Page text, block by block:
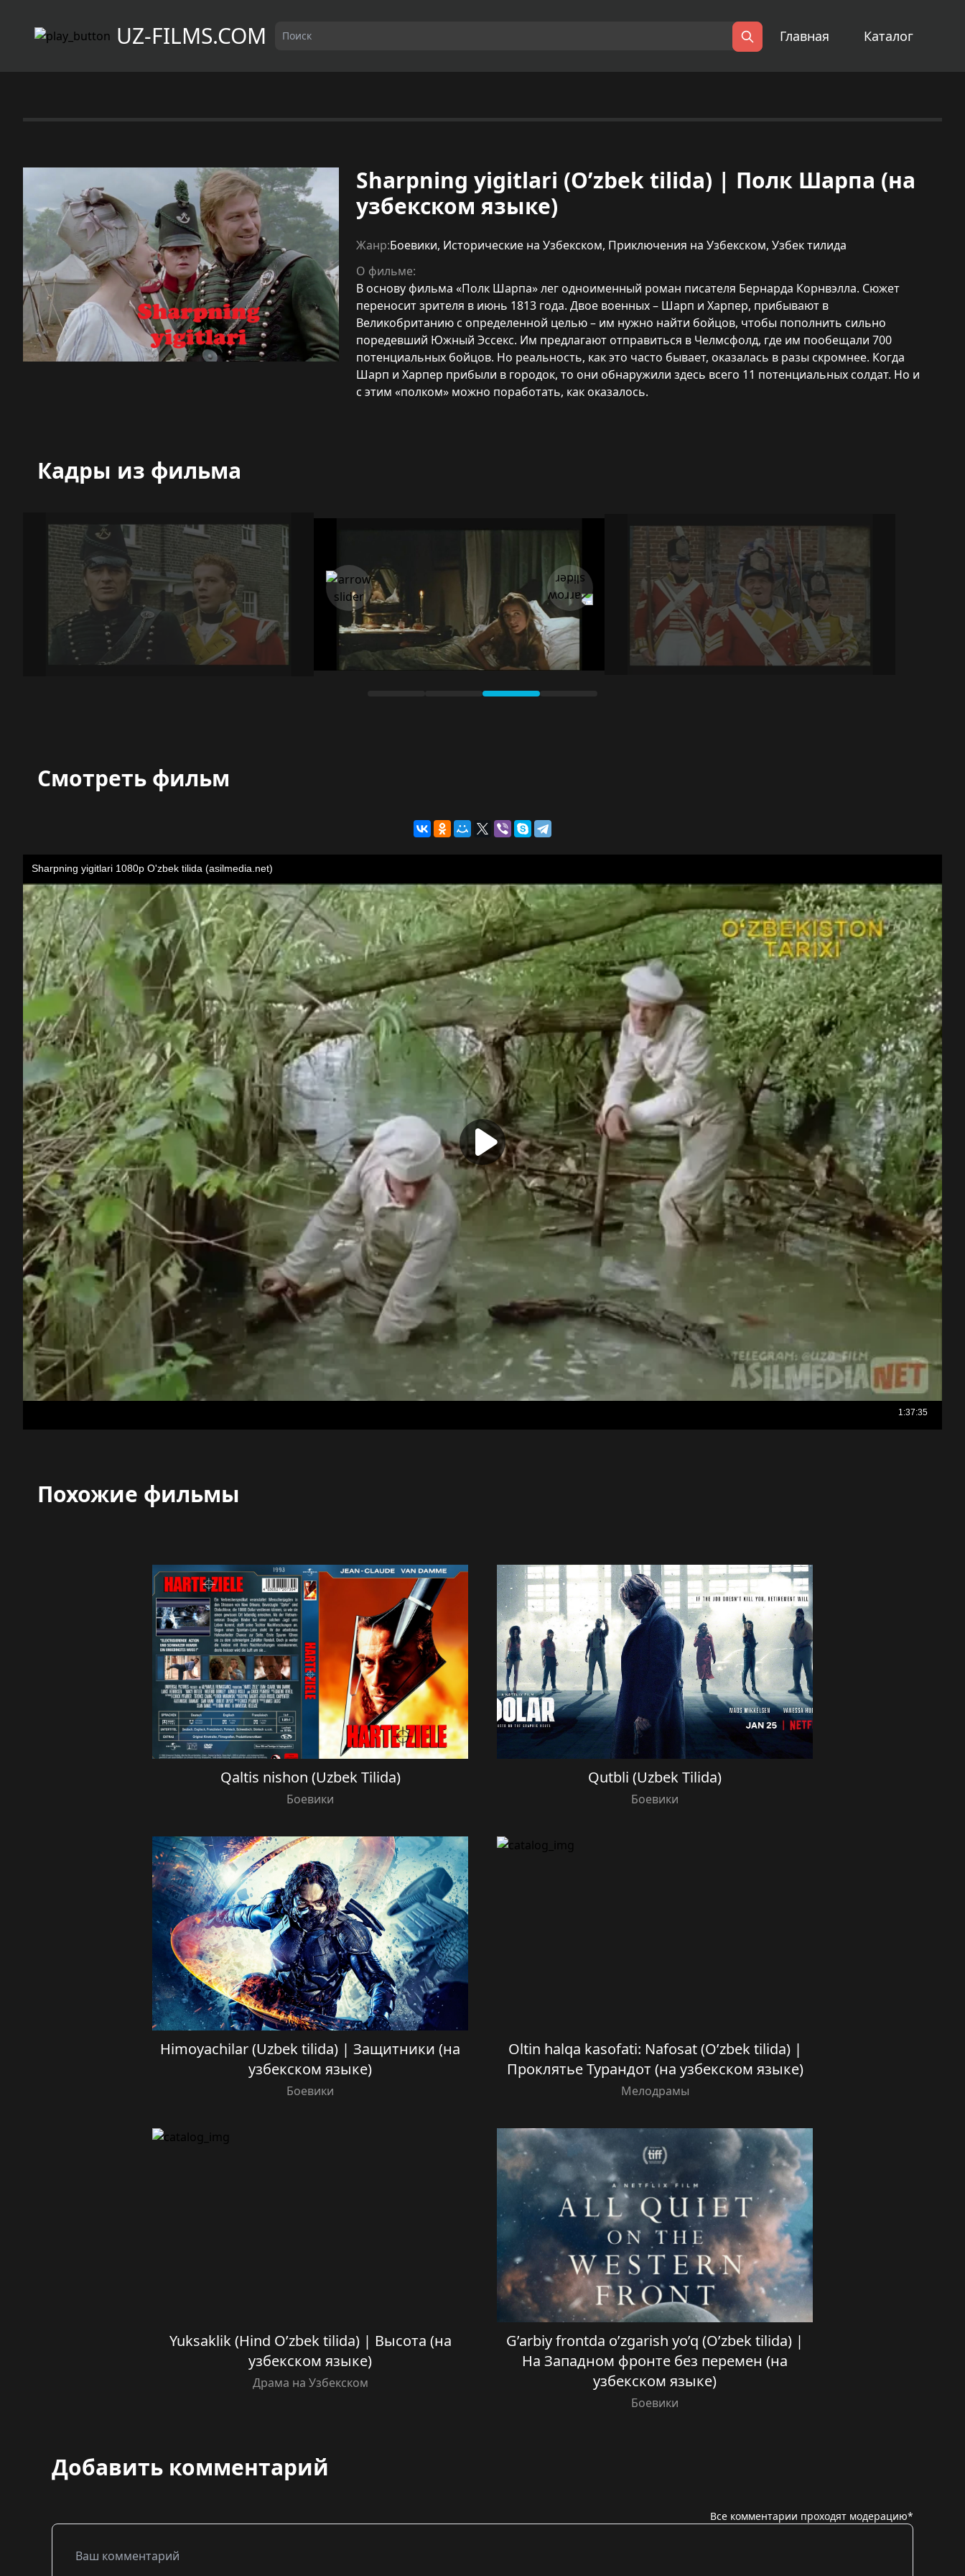
UZ-FILMS.COM Поиск
Главная Каталог
Sharpning yigitlari (O’zbek tilida) | Полк Шарпа (на
узбекском языке)
Жанр:Боевики, Исторические на Узбекском, Приключения на Узбекском, Узбек тилида
О фильме:
В основу фильма «Полк Шарпа» лег одноименный роман писателя Бернарда Корнвэлла. Сюжет
переносит зрителя в июнь 1813 года. Двое военных – Шарп и Харпер, прибывают в
Великобританию с определенной целью – им нужно найти бойцов, чтобы пополнить сильно
поредевший Южный Эссекс. Им предлагают отправиться в Челмсфолд, где им пообещали 700
потенциальных бойцов. Но реальность, как это часто бывает, оказалась в разы скромнее. Когда
Шарп и Харпер прибыли в городок, то они обнаружили здесь всего 11 потенциальных солдат. Но и
с этим «полком» можно поработать, как оказалось.
Кадры из фильма
Смотреть фильм
Похожие фильмы
Qaltis nishon (Uzbek Tilida)
Боевики
Qutbli (Uzbek Tilida)
Боевики
Himoyachilar (Uzbek tilida) | Защитники (на
узбекском языке)
Боевики
Oltin halqa kasofati: Nafosat (O’zbek tilida) |
Проклятье Турандот (на узбекском языке)
Мелодрамы
Yuksaklik (Hind O’zbek tilida) | Высота (на
узбекском языке)
Драма на Узбекском
G’arbiy frontda o’zgarish yo’q (O’zbek tilida) |
На Западном фронте без перемен (на
узбекском языке)
Боевики
Добавить комментарий
Все комментарии проходят модерацию*